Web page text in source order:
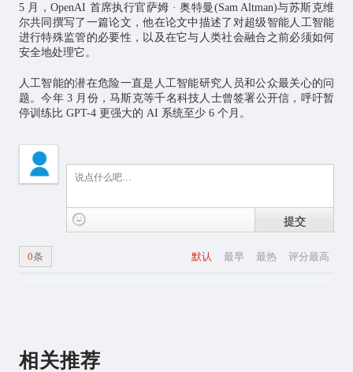
5 月，OpenAI 首席执行官萨姆 · 奥特曼(Sam Altman)与苏斯克维
尔共同撰写了一篇论文，他在论文中描述了对超级智能人工智能
进行特殊监管的必要性，以及在它与人类社会融合之前必须如何
安全地处理它。
人工智能的潜在危险一直是人工智能研究人员和公众最关心的问
题。今年 3 月份，马斯克等千名科技人士曾签署公开信，呼吁暂
停训练比 GPT-4 更强大的 AI 系统至少 6 个月。
提交
默认 最早 最热 评分最高
0条
相关推荐